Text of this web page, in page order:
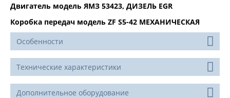
Двигатель модель ЯМЗ 53423, ДИЗЕЛЬ EGR
Коробка передач модель ZF S5-42 МЕХАНИЧЕСКАЯ
Особенности
Технические характеристики
Дополнительное оборудование